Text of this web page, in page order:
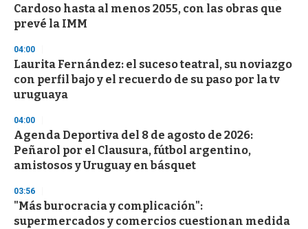
Cardoso hasta al menos 2055, con las obras que
prevé la IMM
04:00
Laurita Fernández: el suceso teatral, su noviazgo
con perfil bajo y el recuerdo de su paso por la tv
uruguaya
04:00
Agenda Deportiva del 8 de agosto de 2026:
Peñarol por el Clausura, fútbol argentino,
amistosos y Uruguay en básquet
03:56
"Más burocracia y complicación":
supermercados y comercios cuestionan medida